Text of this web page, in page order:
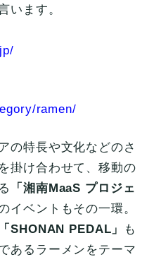
います。
ramen/
の特長や文化などのさ
掛け合わせて、移動の
「湘南MaaS プロジェ
イベントもその一環。
SHONAN PEDAL」
も
あるラーメンをテーマ